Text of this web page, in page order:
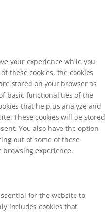
your experience while you
these cookies, the cookies
stored on your browser as
basic functionalities of the
that help us analyze and
These cookies will be stored
You also have the option
out of some of these
browsing experience.
for the website to
includes cookies that